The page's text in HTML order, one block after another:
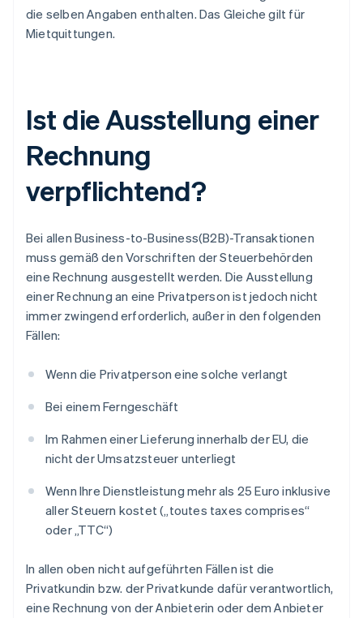
die selben Angaben enthalten. Das Gleiche gilt für
Mietquittungen.
Ist die Ausstellung einer
Rechnung
verpflichtend?
Bei allen Business-to-Business(B2B)-Transaktionen
muss gemäß den Vorschriften der Steuerbehörden
eine Rechnung ausgestellt werden. Die Ausstellung
einer Rechnung an eine Privatperson ist jedoch nicht
immer zwingend erforderlich, außer in den folgenden
Fällen:
Wenn die Privatperson eine solche verlangt
Bei einem Ferngeschäft
Im Rahmen einer Lieferung innerhalb der EU, die
nicht der Umsatzsteuer unterliegt
Wenn Ihre Dienstleistung mehr als 25 Euro inklusive
aller Steuern kostet („toutes taxes comprises“
oder „TTC“)
In allen oben nicht aufgeführten Fällen ist die
Privatkundin bzw. der Privatkunde dafür verantwortlich,
eine Rechnung von der Anbieterin oder dem Anbieter